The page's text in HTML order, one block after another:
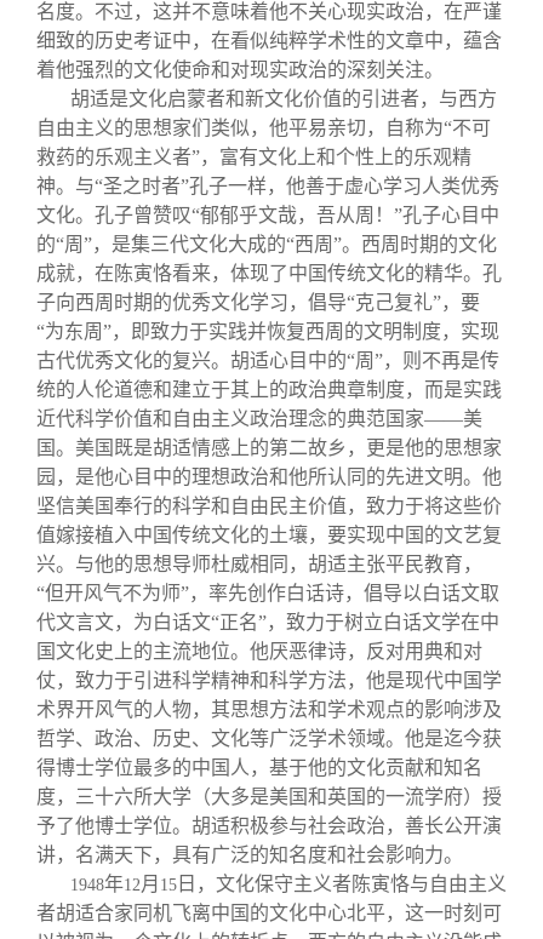
名度。不过，这并不意味着他不关心现实政治，在严谨
细致的历史考证中，在看似纯粹学术性的文章中，蕴含
着他强烈的文化使命和对现实政治的深刻关注。
胡适是文化启蒙者和新文化价值的引进者，与西方
自由主义的思想家们类似，他平易亲切，自称为“不可
救药的乐观主义者”，富有文化上和个性上的乐观精
神。与“圣之时者”孔子一样，他善于虚心学习人类优秀
文化。孔子曾赞叹“郁郁乎文哉，吾从周！”孔子心目中
的“周”，是集三代文化大成的“西周”。西周时期的文化
成就，在陈寅恪看来，体现了中国传统文化的精华。孔
子向西周时期的优秀文化学习，倡导“克己复礼”，要
“为东周”，即致力于实践并恢复西周的文明制度，实现
古代优秀文化的复兴。胡适心目中的“周”，则不再是传
统的人伦道德和建立于其上的政治典章制度，而是实践
近代科学价值和自由主义政治理念的典范国家——美
国。美国既是胡适情感上的第二故乡，更是他的思想家
园，是他心目中的理想政治和他所认同的先进文明。他
坚信美国奉行的科学和自由民主价值，致力于将这些价
值嫁接植入中国传统文化的土壤，要实现中国的文艺复
兴。与他的思想导师杜威相同，胡适主张平民教育，
“但开风气不为师”，率先创作白话诗，倡导以白话文取
代文言文，为白话文“正名”，致力于树立白话文学在中
国文化史上的主流地位。他厌恶律诗，反对用典和对
仗，致力于引进科学精神和科学方法，他是现代中国学
术界开风气的人物，其思想方法和学术观点的影响涉及
哲学、政治、历史、文化等广泛学术领域。他是迄今获
得博士学位最多的中国人，基于他的文化贡献和知名
度，三十六所大学（大多是美国和英国的一流学府）授
予了他博士学位。胡适积极参与社会政治，善长公开演
讲，名满天下，具有广泛的知名度和社会影响力。
1948年12月 15 日，文化保守主义者陈寅恪与自由主义
者胡适合家同机飞离中国的文化中心北平，这一时刻可